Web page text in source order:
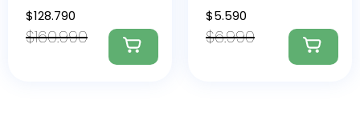
$160.990
$128.790
$6.990
$5.590